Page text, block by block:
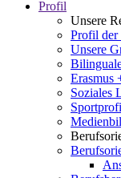
Profil
Unsere
Profil der
Unsere
Erasmus
Soziales